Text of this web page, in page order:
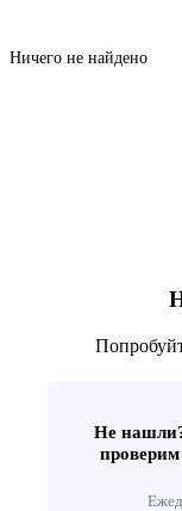
Ничего не найдено
Не
проверим